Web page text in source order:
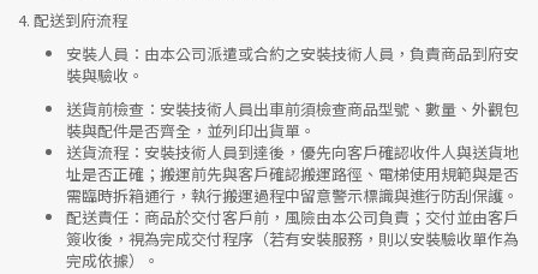
4. 配送到府流程
安裝人員 ：由本公司派遣或合約之安裝技術人員，負責商品到府安
裝與驗收。
送貨前檢查 ：安裝技術人員出車前須檢查商品型號、數量、外觀包
裝與配件是否齊全，並列印出貨單。
送貨流程 ：安裝技術人員到達後，優先向客戶確認收件人與送貨地
址是否正確；搬運前先與客戶確認搬運路徑、電梯使用規範與是否
需臨時拆箱通行，執行搬運過程中留意警示標識與進行防刮保護。
配送責任 ：商品於交付客戶前，風險由本公司負責；交付並由客戶
簽收後，視為完成交付程序（若有安裝服務，則以安裝驗收單作為
完成依據）。